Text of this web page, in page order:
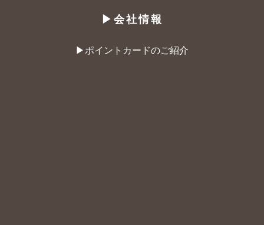
▶︎会社情報
▶︎ポイントカードのご紹介